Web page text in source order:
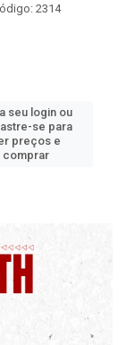
Código: 2340
Faça seu login
cadastre-se
ver preços e